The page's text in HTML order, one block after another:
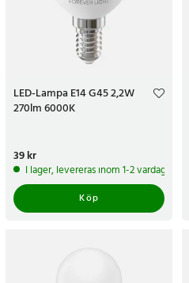
LED-Lampa E14 G45 2,2W
270lm 6000K
Pris:
39 kr
I lager, levereras inom 1-2 vardagar
Köp